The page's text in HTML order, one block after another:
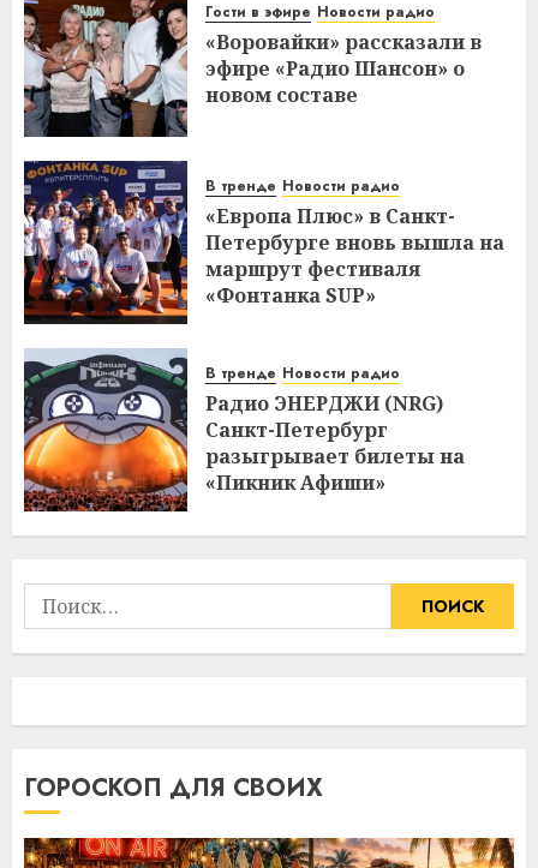
Гости в эфире Новости радио
«Воровайки» рассказали в
эфире «Радио Шансон» о
новом составе
В тренде Новости радио
«Европа Плюс» в Санкт-
Петербурге вновь вышла на
маршрут фестиваля
«Фонтанка SUP»
В тренде Новости радио
Радио ЭНЕРДЖИ (NRG)
Санкт-Петербург
разыгрывает билеты на
«Пикник Афиши»
Найти:
ГОРОСКОП ДЛЯ СВОИХ